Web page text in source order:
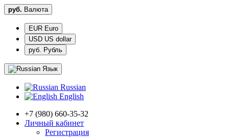
руб. Валюта
EUR Euro
USD US dollar
руб. Рубль
Язык
Russian
English
+7 (980) 660-35-32
Личный кабинет
Регистрация